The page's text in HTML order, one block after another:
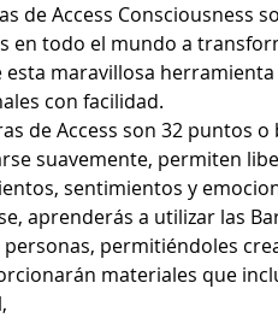
de Access Consciousness
en todo el mundo a
esta maravillosa
con facilidad.
de Access son 32 puntos
suavemente, permiten
sentimientos y
aprenderás a utilizar las
personas, permitiéndoles
materiales que